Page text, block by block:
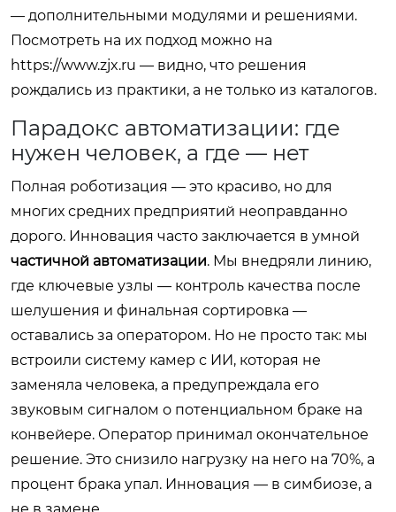
— дополнительными модулями и решениями.
Посмотреть на их подход можно на
https://www.zjx.ru — видно, что решения
рождались из практики, а не только из каталогов.
Парадокс автоматизации: где
нужен человек, а где — нет
Полная роботизация — это красиво, но для
многих средних предприятий неоправданно
дорого. Инновация часто заключается в умной
частичной автоматизации. Мы внедряли линию,
где ключевые узлы — контроль качества после
шелушения и финальная сортировка —
оставались за оператором. Но не просто так: мы
встроили систему камер с ИИ, которая не
заменяла человека, а предупреждала его
звуковым сигналом о потенциальном браке на
конвейере. Оператор принимал окончательное
решение. Это снизило нагрузку на него на 70%, а
процент брака упал. Инновация — в симбиозе, а
не в замене.